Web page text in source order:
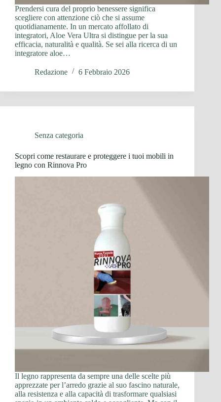
Prendersi cura del proprio benessere significa
scegliere con attenzione ciò che si assume
quotidianamente. In un mercato affollato di
integratori, Aloe Vera Ultra si distingue per la sua
efficacia, naturalità e qualità. Se sei alla ricerca di un
integratore aloe…
Redazione 6 Febbraio 2026
Senza categoria
Scopri come restaurare e proteggere i tuoi mobili in
legno con Rinnova Pro
Il legno rappresenta da sempre una delle scelte più
apprezzate per l’arredo grazie al suo fascino naturale,
alla resistenza e alla capacità di trasformare qualsiasi